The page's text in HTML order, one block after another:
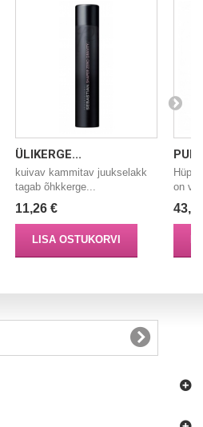
ÜLIKERGE...
kuivav kammitav juukselakk
tagab õhkkerge...
11,26 €
LISA OSTUKORVI
on